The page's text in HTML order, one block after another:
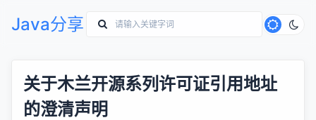
Java分享
关于木兰开源系列许可证引用地址
的澄清声明